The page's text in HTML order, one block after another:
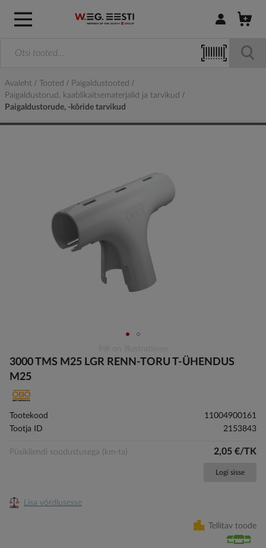
Logi sisse /
Avaleht Tooted
Paigaldustooted
Paigaldustorud, kaablikaitsematerjalid ja tarvikud
Paigaldustorude, -kõride tarvikud
to
the
of
images
gallery
3000 TMS M25 LGR RENN-TORU T-ÜHENDUS
M25
Tootekood
11004900161
Tootja ID
2153843
Püsikliendi soodustusega (km-ta) 2,05 €/TK
Logi sisse
Lisa võrdlusesse
Tellitav toode